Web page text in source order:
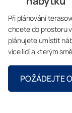
Při plánování
chcete do prostoru
plánujete umístit
více lidí a kterým
POŽÁDEJTE